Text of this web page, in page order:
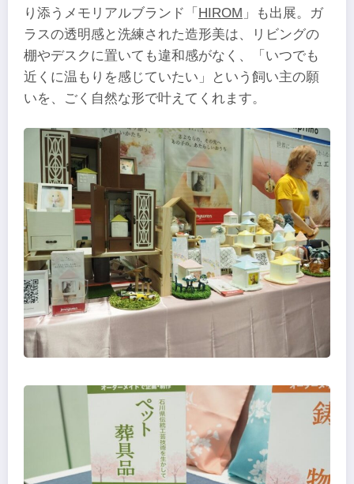
り添うメモリアルブランド「 HIROM 」も出展。ガ
ラスの透明感と洗練された造形美は、リビングの
棚やデスクに置いても違和感がなく、「いつでも
近くに温もりを感じていたい」という飼い主の願
いを、ごく自然な形で叶えてくれます。